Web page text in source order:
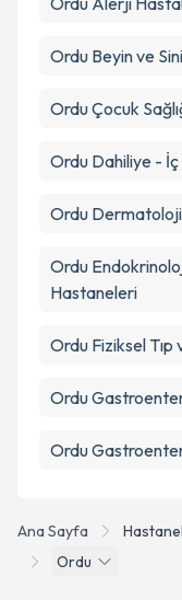
Ordu Beyin ve
OrduÇocuk
Ordu Dahiliye - İç
Ordu Dermatoloji
Ordu
Hastaneleri
Ordu Fiziksel
Ordu
Ordu
Ana Sayfa
Ordu